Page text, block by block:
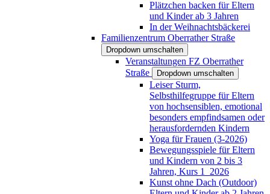
Plätzchen backen für Eltern
und Kinder ab 3 Jahren
In der Weihnachtsbäckerei
Familienzentrum Oberrather Straße
Dropdown umschalten
Veranstaltungen FZ Oberrather
Straße
Dropdown umschalten
Leiser Sturm,
Selbsthilfegruppe für Eltern
von hochsensiblen, emotional
besonders empfindsamen oder
herausfordernden Kindern
Yoga für Frauen (3-2026)
Bewegungsspiele für Eltern
und Kindern von 2 bis 3
Jahren, Kurs 1_2026
Kunst ohne Dach (Outdoor)